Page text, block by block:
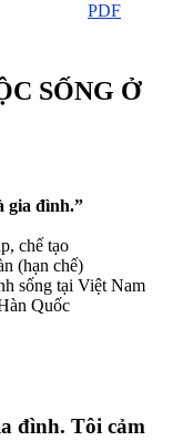
PDF
SỐNG Ở
gia đình.”
chế tạo
(hạn chế)
sống tại Việt Nam
Quốc
đình. Tôi cảm